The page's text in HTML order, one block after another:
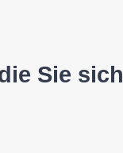
Sie sich